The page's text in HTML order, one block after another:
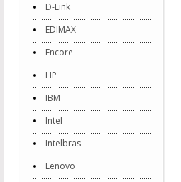
D-Link
EDIMAX
Encore
HP
IBM
Intel
Intelbras
Lenovo